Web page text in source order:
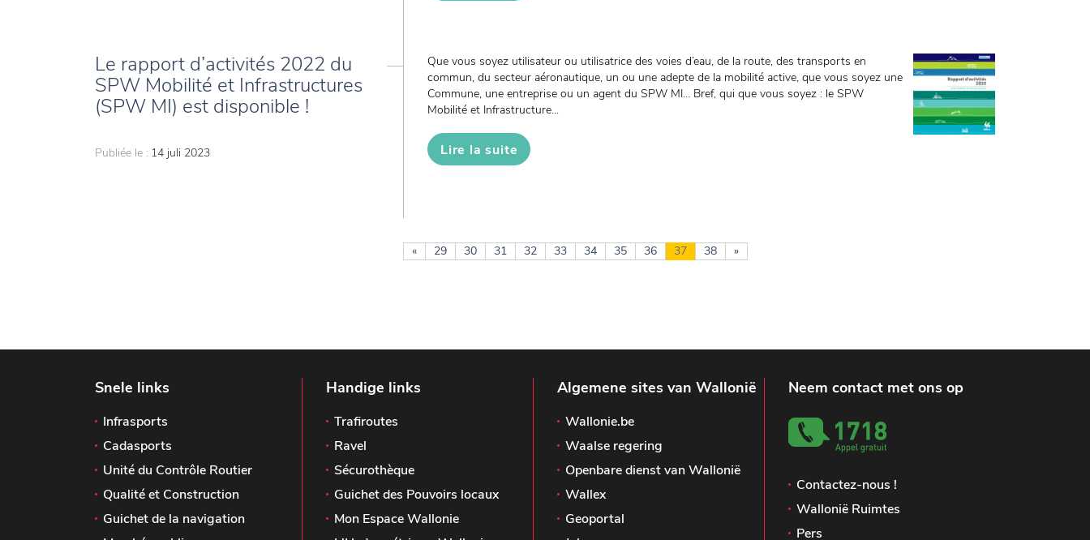
Le rapport d’activités 2022 du
SPW Mobilité et Infrastructures
(SPW MI) est disponible !
Publiée le : 14 juli 2023
Que vous soyez utilisateur ou utilisatrice des voies d’eau, de la route, des transports en
commun, du secteur aéronautique, un ou une adepte de la mobilité active, que vous soyez une
Commune, une entreprise ou un agent du SPW MI… Bref, qui que vous soyez : le SPW
Mobilité et Infrastructure...
Lire la suite
« 29 30 31 32 33 34 35 36 37 38 »
Snele links
Infrasports
Cadasports
Unité du Contrôle Routier
Qualité et Construction
Guichet de la navigation
Handige links
Trafiroutes
Ravel
Sécurothèque
Guichet des Pouvoirs locaux
Mon Espace Wallonie
Algemene sites van Wallonië
Wallonie.be
Waalse regering
Openbare dienst van Wallonië
Wallex
Geoportal
Neem contact met ons op
Contactez-nous !
Wallonië Ruimtes
Pers